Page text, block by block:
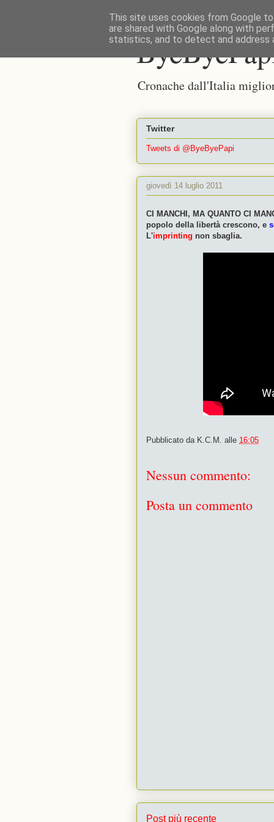
Cronache dall'Italia
Twitter
Tweets di @ByeByePapi
giovedì 14 luglio 2011
CI MANCHI, MA QUANTO CI
popolo della libertà crescono, e
L'imprinting non sbaglia.
Pubblicato da K.C.M. alle 16:05
Nessun commento:
Posta un commento
Post più recente
This site uses cookies from Google
are shared with Google along with
statistics, and to detect and address